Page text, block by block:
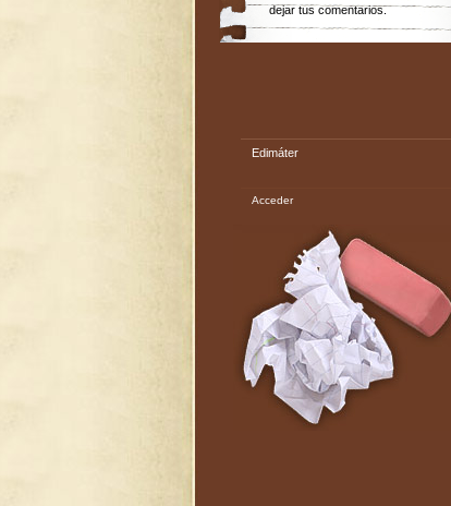
dejar tus comentarios.
Edimáter
Acceder